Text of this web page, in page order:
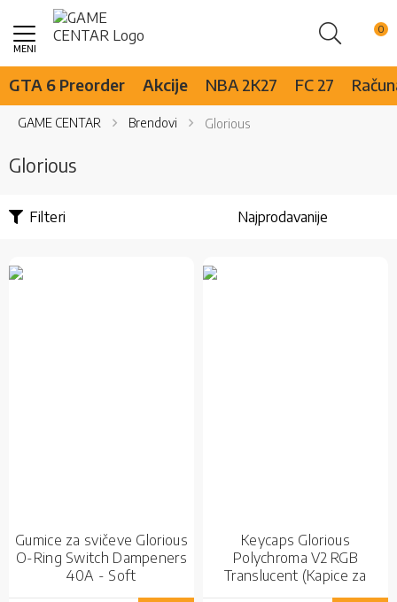
Pretraži
Skip
Content
GTA 6 Preorder Akcije NBA 2K27 FC 27
GAME CENTAR Brendovi Glorious
Glorious
Filteri
Gumice za svičeve Glorious
O-Ring Switch Dampeners
40A - Soft
Keycaps Glorious
Polychroma V2 RGB
Translucent (Kapice za
tastaturu)